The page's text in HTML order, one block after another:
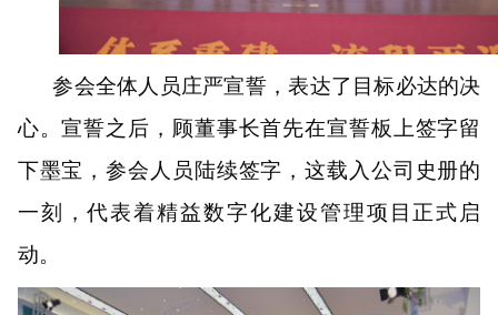
参会全体人员庄严宣誓，表达了目标必达的决
心。宣誓之后 ， 顾董事长首先在宣誓板上签字留
下墨宝 ，参会人员陆续签字，这载入公司史册的
一刻
，代表着精益数字化建设管理项目正式启
动。